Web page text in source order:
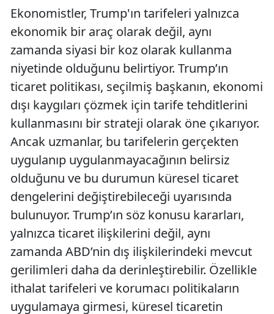
Ekonomistler, Trump'ın tarifeleri yalnızca
ekonomik bir araç olarak değil, aynı
zamanda siyasi bir koz olarak kullanma
niyetinde olduğunu belirtiyor. Trump’ın
ticaret politikası, seçilmiş başkanın, ekonomi
dışı kaygıları çözmek için tarife tehditlerini
kullanmasını bir strateji olarak öne çıkarıyor.
Ancak uzmanlar, bu tarifelerin gerçekten
uygulanıp uygulanmayacağının belirsiz
olduğunu ve bu durumun küresel ticaret
dengelerini değiştirebileceği uyarısında
bulunuyor. Trump’ın söz konusu kararları,
yalnızca ticaret ilişkilerini değil, aynı
zamanda ABD’nin dış ilişkilerindeki mevcut
gerilimleri daha da derinleştirebilir. Özellikle
ithalat tarifeleri ve korumacı politikaların
uygulamaya girmesi, küresel ticaretin